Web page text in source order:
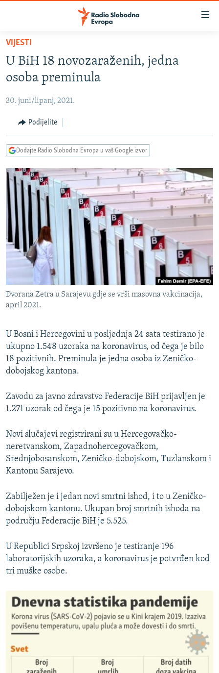
Pređite
glavni
sadržaj
na
navigaciju
Pređite
na
BOSNA I HERCEGOVINA
KOSOVO
CRNA GORA
VIDEO
FOTOGALERIJE
INFOGRAFIKE
PODCASTI
RAT U UKRAJINI
KINA NA BALKANU
RSE PRIČE IZ SVIJETA
ISPRIČAJ MI
DNEVNO@RSE
SPECIJALI RSE
VIŠE OD NASLOVA
GENOCID U SREBRENICI
TV LIBERTY
POST SCRIPTUM
MOJA EVROPA
SVE KARTE DEJTONA
PRATITE NAS
Sve RFE/RL stranice
VIJESTI
U BiH 18 novozaraženih, jedna
osoba preminula
30. juni/lipanj, 2021.
Podijelite
Dodajte Radio Slobodna Evropa u vaš Google izvor
Dvorana Zetra u Sarajevu gdje se vrši masovna vakcinacija,
april 2021.
U Bosni i Hercegovini u posljednja 24 sata testirano je
ukupno 1.548 uzoraka na koronavirus, od čega je bilo
18 pozitivnih. Preminula je jedna osoba iz Zeničko-
dobojskog kantona.
Zavodu za javno zdravstvo Federacije BiH prijavljen je
1.271 uzorak od čega je 15 pozitivno na koronavirus.
Novi slučajevi registrirani su u Hercegovačko-
neretvanskom, Zapadnohercegovačkom,
Srednjobosanskom, Zeničko-dobojskom, Tuzlanskom i
Kantonu Sarajevo.
Zabilježen je i jedan novi smrtni ishod, i to u Zeničko-
dobojskom kantonu. Ukupan broj smrtnih ishoda na
području Federacije BiH je 5.525.
U Republici Srpskoj izvršeno je testiranje 196
laboratorijskih uzoraka, a koronavirus je potvrđen kod
tri muške osobe.